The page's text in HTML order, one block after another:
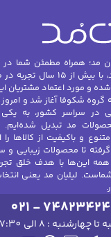
کرم مرطوب‌کننده،
بی‌بی کرم و
محصولات موجود
حساس یا مستعد
نظر بافت،
یکدیگر تفاوت دارند.
دست، صورت و
دلیل شست‌وشوی
مد؛ همراه مطمئن شما
سبک زندگی | لیلیان مد، با
و مورد اعتماد مشتریان
در سراسر کشور، به
مد تبدیل شده‌ایم.
و باکیفیت از کالاها را
گرفته تا محصولات زیبایی
این‌ها با هدف خلق
لیلیان مد یعنی
021 - 74823424
چهارشنبه : 8 الی 17:30